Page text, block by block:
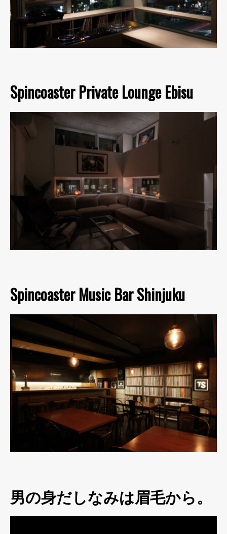
Spincoaster Private Lounge Ebisu
Spincoaster Music Bar Shinjuku
男の身だしなみは眉毛から。